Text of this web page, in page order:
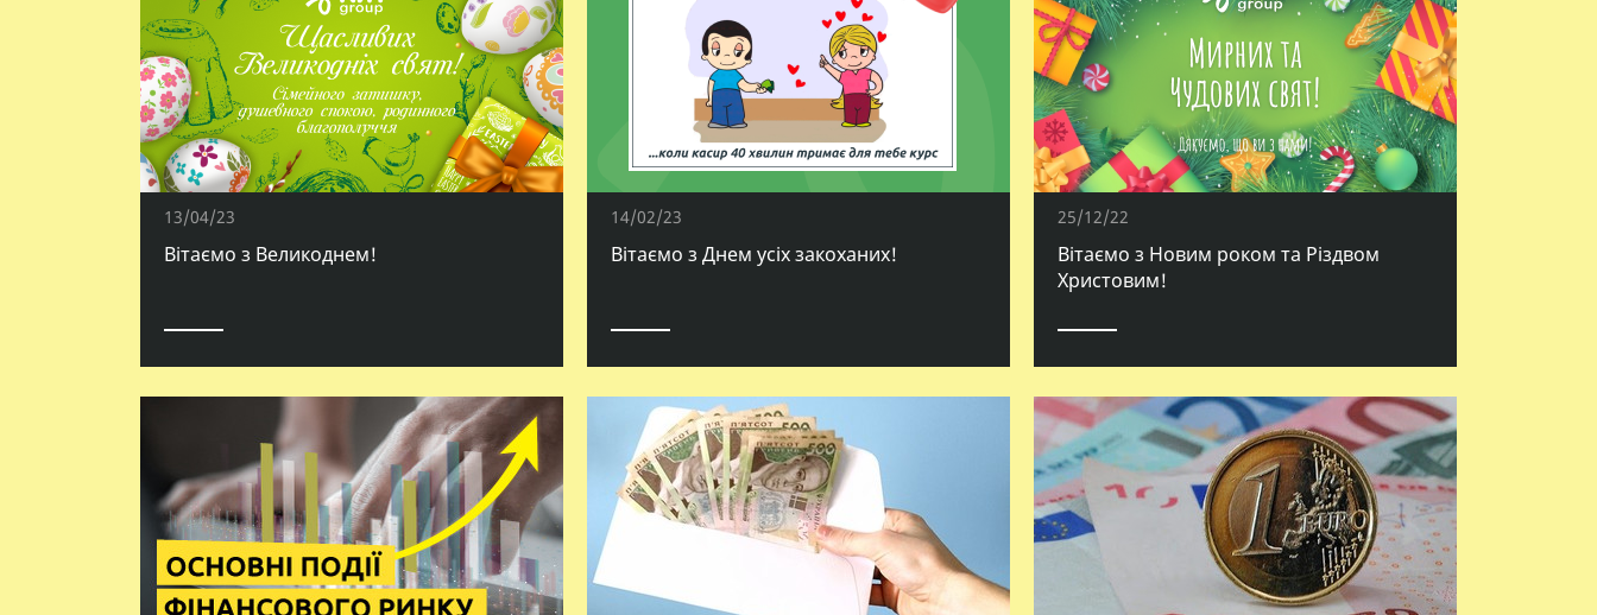
13/04/23
Вітаємо з Великоднем!
14/02/23
Вітаємо з Днем усіх закоханих!
25/12/22
Вітаємо з Новим роком та Різдвом
Христовим!